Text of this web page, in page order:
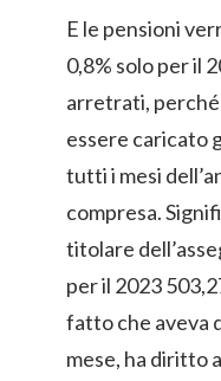
E le pensioni
0,8% solo per il
arretrati,
essere caricato
tutti i mesi
compresa.
titolare
per il 2023
fatto che aveva
mese, ha diritto